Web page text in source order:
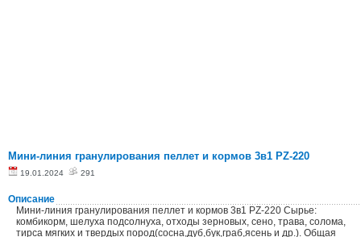
Мини-линия гранулирования пеллет и кормов 3в1 PZ-220
19.01.2024 291
Описание
Мини-линия гранулирования пеллет и кормов 3в1 PZ-220 Сырье:
комбикорм, шелуха подсолнуха, отходы зерновых, сено, трава, солома,
тирса мягких и твердых пород(сосна,дуб,бук,граб,ясень и др.). Общая